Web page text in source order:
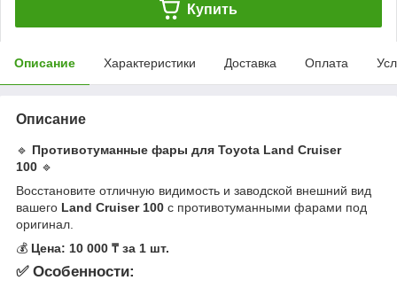
Купить
Описание Характеристики Доставка Оплата
Описание
🔹 Противотуманные фары для Toyota Land Cruiser
100 🔹
Восстановите отличную видимость и заводской внешний вид
вашего Land Cruiser 100 с противотуманными фарами под
оригинал.
💰 Цена: 10 000 ₸ за 1 шт.
✅ Особенности: